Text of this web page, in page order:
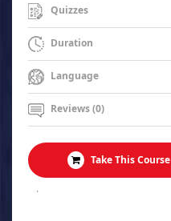
Quizzes
Duration
Language
Reviews (0)
Take This Course
.